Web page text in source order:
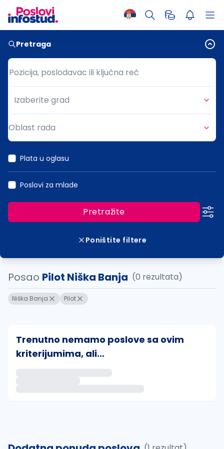
Pretraga
Pozicija, poslodavac ili ključna reč
Pozicija, poslodavac ili ključna reč
Grad
Izaberite grad
Oblast rada
Plata u oglasu
Poslovi za mlade
Pretražite
Poništite filtere
Posao Pilot Niška Banja (0 rezultata)
Niška Banja Pilot
Trenutno nemamo poslove sa ovim
kriterijumima, ali...